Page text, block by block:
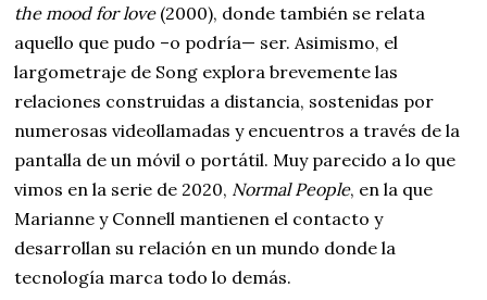
the mood for love(2000), donde también se relata
aquello que pudo –o podría— ser. Asimismo, el
largometraje de Song explora brevemente las
relaciones construidas a distancia, sostenidas por
numerosas videollamadas y encuentros a través de la
pantalla de un móvil o portátil. Muy parecido a lo que
vimos en la serie de 2020, Normal People, en la que
Marianne y Connell mantienen el contacto y
desarrollan su relación en un mundo donde la
tecnología marca todo lo demás.